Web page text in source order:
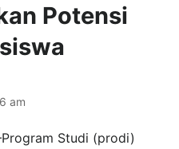
Potensi
am
Studi (prodi)